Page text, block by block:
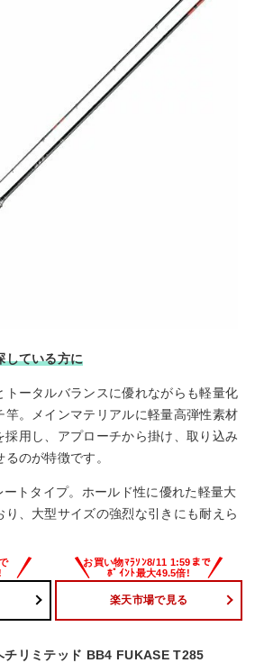
している方に
トータルバランスに優れながらも軽量化
竿。メインマテリアルに軽量高弾性素材
用し、アプローチから掛け、取り込み
のが特徴です。
ートタイプ。ホールド性に優れた軽量大
、大型サイズの強烈な引きにも耐えら
楽天市場で見る
チリミテッド BB4 FUKASE T285